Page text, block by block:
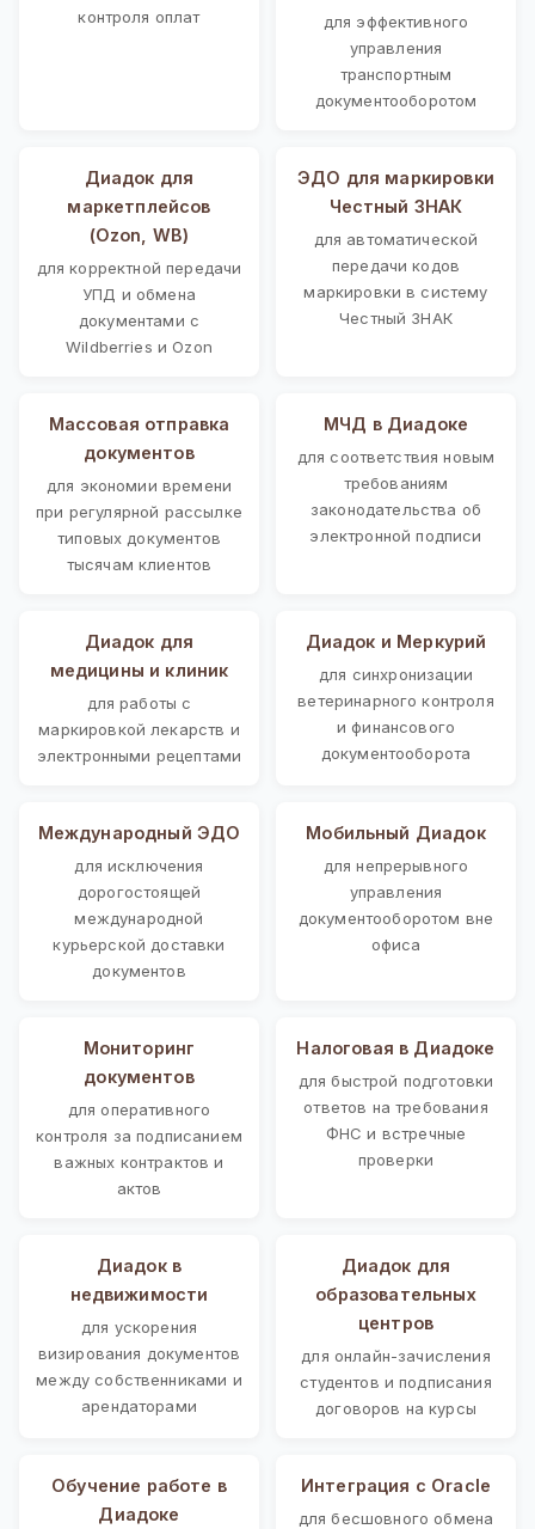
контроля оплат
для эффективного
управления
транспортным
документооборотом
Диадок для
маркетплейсов
(Ozon, WB)
для корректной передачи
УПД и обмена
документами с
Wildberries и Ozon
ЭДО для маркировки
Честный ЗНАК
для автоматической
передачи кодов
маркировки в систему
Честный ЗНАК
Массовая отправка
документов
для экономии времени
при регулярной рассылке
типовых документов
тысячам клиентов
МЧД в Диадоке
для соответствия новым
требованиям
законодательства об
электронной подписи
Диадок для
медицины и клиник
для работы с
маркировкой лекарств и
электронными рецептами
Диадок и Меркурий
для синхронизации
ветеринарного контроля
и финансового
документооборота
Международный ЭДО
для исключения
дорогостоящей
международной
курьерской доставки
документов
Мобильный Диадок
для непрерывного
управления
документооборотом вне
офиса
Мониторинг
документов
для оперативного
контроля за подписанием
важных контрактов и
актов
Налоговая в Диадоке
для быстрой подготовки
ответов на требования
ФНС и встречные
проверки
Диадок в
недвижимости
для ускорения
визирования документов
между собственниками и
арендаторами
Диадок для
образовательных
центров
для онлайн-зачисления
студентов и подписания
договоров на курсы
Обучение работе в
Диадоке
Интеграция с Oracle
для бесшовного обмена